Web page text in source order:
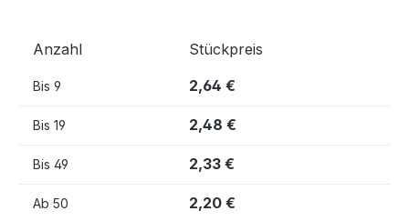
Anzahl Stückpreis
Bis 9 2,64 €
Bis 19 2,48 €
Bis 49 2,33 €
Ab 50 2,20 €